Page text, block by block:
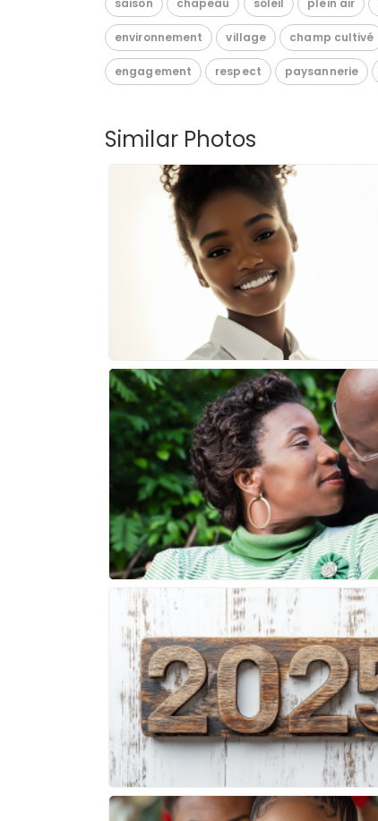
saison chapeau soleil plein air
environnement village champ cultivé
engagement respect paysannerie
Similar Photos